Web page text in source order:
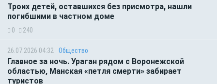
Троих детей, оставшихся без присмотра, нашли
погибшими в частном доме
0 240
26.07.2026 04:32 Общество
Главное за ночь. Ураган рядом с Воронежской
областью, Манская «петля смерти» забирает
туристов